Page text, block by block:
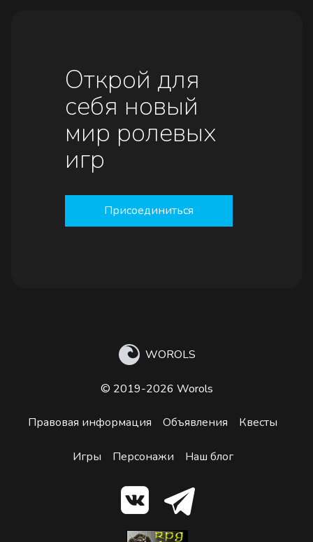
Открой для
себя новый
мир ролевых
игр
Присоединиться
WOROLS
© 2019-2026 Worols
Правовая информация Объявления Квесты
Игры Персонажи Наш блог